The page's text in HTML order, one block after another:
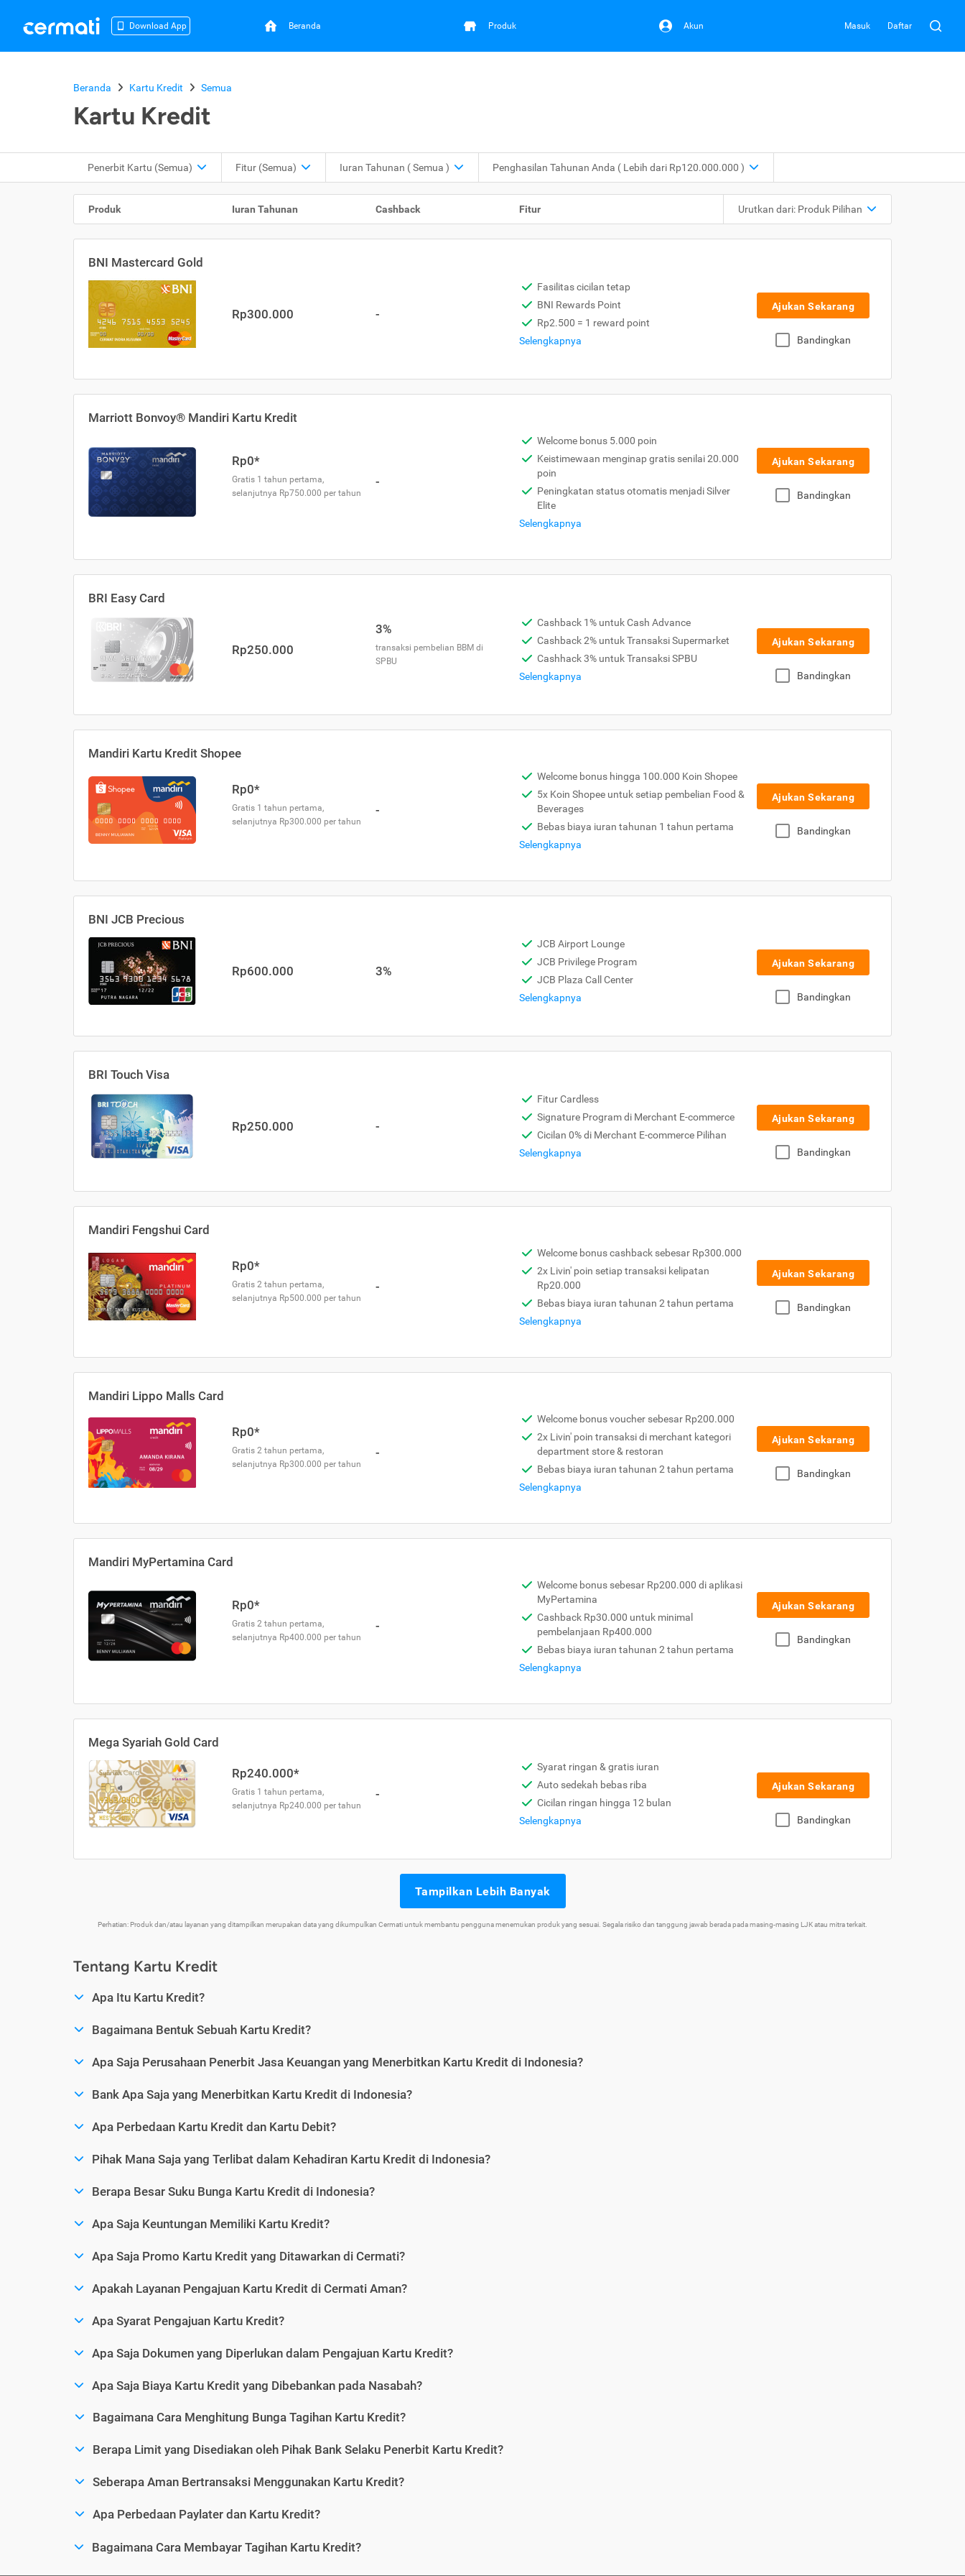
Download App Beranda Produk Akun Masuk Daftar
Beranda Kartu Kredit Semua
Kartu Kredit
Penerbit Kartu (Semua) Fitur (Semua) Iuran Tahunan ( Semua ) Penghasilan Tahunan Anda ( Lebih dari Rp120.000.000 )
Produk Iuran Tahunan Cashback Fitur Urutkan dari: Produk Pilihan
BNI Mastercard Gold
Rp300.000 -
Fasilitas cicilan tetap
BNI Rewards Point
Rp2.500 = 1 reward point
Selengkapnya
Ajukan Sekarang
Bandingkan
Marriott Bonvoy® Mandiri Kartu Kredit
Rp0*
Gratis 1 tahun pertama,
selanjutnya Rp750.000 per tahun
-
Welcome bonus 5.000 poin
Keistimewaan menginap gratis senilai 20.000
poin
Peningkatan status otomatis menjadi Silver
Elite
Selengkapnya
Ajukan Sekarang
Bandingkan
BRI Easy Card
Rp250.000
3%
transaksi pembelian BBM di
SPBU
Cashback 1% untuk Cash Advance
Cashback 2% untuk Transaksi Supermarket
Cashhack 3% untuk Transaksi SPBU
Selengkapnya
Ajukan Sekarang
Bandingkan
Mandiri Kartu Kredit Shopee
Rp0*
Gratis 1 tahun pertama,
selanjutnya Rp300.000 per tahun
-
Welcome bonus hingga 100.000 Koin Shopee
5x Koin Shopee untuk setiap pembelian Food &
Beverages
Bebas biaya iuran tahunan 1 tahun pertama
Selengkapnya
Ajukan Sekarang
Bandingkan
BNI JCB Precious
Rp600.000 3%
JCB Airport Lounge
JCB Privilege Program
JCB Plaza Call Center
Selengkapnya
Ajukan Sekarang
Bandingkan
BRI Touch Visa
Rp250.000 -
Fitur Cardless
Signature Program di Merchant E-commerce
Cicilan 0% di Merchant E-commerce Pilihan
Selengkapnya
Ajukan Sekarang
Bandingkan
Mandiri Fengshui Card
Rp0*
Gratis 2 tahun pertama,
selanjutnya Rp500.000 per tahun
-
Welcome bonus cashback sebesar Rp300.000
2x Livin' poin setiap transaksi kelipatan
Rp20.000
Bebas biaya iuran tahunan 2 tahun pertama
Selengkapnya
Ajukan Sekarang
Bandingkan
Mandiri Lippo Malls Card
Rp0*
Gratis 2 tahun pertama,
selanjutnya Rp300.000 per tahun
-
Welcome bonus voucher sebesar Rp200.000
2x Livin' poin transaksi di merchant kategori
department store & restoran
Bebas biaya iuran tahunan 2 tahun pertama
Selengkapnya
Ajukan Sekarang
Bandingkan
Mandiri MyPertamina Card
Rp0*
Gratis 2 tahun pertama,
selanjutnya Rp400.000 per tahun
-
Welcome bonus sebesar Rp200.000 di aplikasi
MyPertamina
Cashback Rp30.000 untuk minimal
pembelanjaan Rp400.000
Bebas biaya iuran tahunan 2 tahun pertama
Selengkapnya
Ajukan Sekarang
Bandingkan
Mega Syariah Gold Card
Rp240.000*
Gratis 1 tahun pertama,
selanjutnya Rp240.000 per tahun
-
Syarat ringan & gratis iuran
Auto sedekah bebas riba
Cicilan ringan hingga 12 bulan
Selengkapnya
Ajukan Sekarang
Bandingkan
Tampilkan Lebih Banyak
Perhatian: Produk dan/atau layanan yang ditampilkan merupakan data yang dikumpulkan Cermati untuk membantu pengguna menemukan produk yang sesuai. Segala risiko dan tanggung jawab berada pada masing-masing LJK atau mitra terkait.
Tentang Kartu Kredit
Apa Itu Kartu Kredit?
Bagaimana Bentuk Sebuah Kartu Kredit?
Apa Saja Perusahaan Penerbit Jasa Keuangan yang Menerbitkan Kartu Kredit di Indonesia?
Bank Apa Saja yang Menerbitkan Kartu Kredit di Indonesia?
Apa Perbedaan Kartu Kredit dan Kartu Debit?
Pihak Mana Saja yang Terlibat dalam Kehadiran Kartu Kredit di Indonesia?
Berapa Besar Suku Bunga Kartu Kredit di Indonesia?
Apa Saja Keuntungan Memiliki Kartu Kredit?
Apa Saja Promo Kartu Kredit yang Ditawarkan di Cermati?
Apakah Layanan Pengajuan Kartu Kredit di Cermati Aman?
Apa Syarat Pengajuan Kartu Kredit?
Apa Saja Dokumen yang Diperlukan dalam Pengajuan Kartu Kredit?
Apa Saja Biaya Kartu Kredit yang Dibebankan pada Nasabah?
Bagaimana Cara Menghitung Bunga Tagihan Kartu Kredit?
Berapa Limit yang Disediakan oleh Pihak Bank Selaku Penerbit Kartu Kredit?
Seberapa Aman Bertransaksi Menggunakan Kartu Kredit?
Apa Perbedaan Paylater dan Kartu Kredit?
Bagaimana Cara Membayar Tagihan Kartu Kredit?